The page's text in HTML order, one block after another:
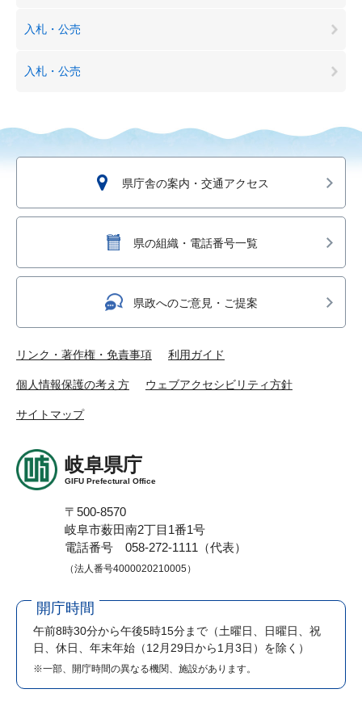
入札・公売
入札・公売
県庁舎の案内・交通アクセス
県の組織・電話番号一覧
県政へのご意見・ご提案
リンク・著作権・免責事項 利用ガイド
個人情報保護の考え方 ウェブアクセシビリティ方針
サイトマップ
岐阜県庁
GIFU Prefectural Office
〒500-8570
岐阜市薮田南2丁目1番1号
電話番号 058-272-1111（代表）
（法人番号4000020210005）
開庁時間
午前8時30分から午後5時15分まで （土曜日、日曜日、祝
日、休日、年末年始（12月29日から1月3日）を除く）
※一部、開庁時間の異なる機関、施設があります。